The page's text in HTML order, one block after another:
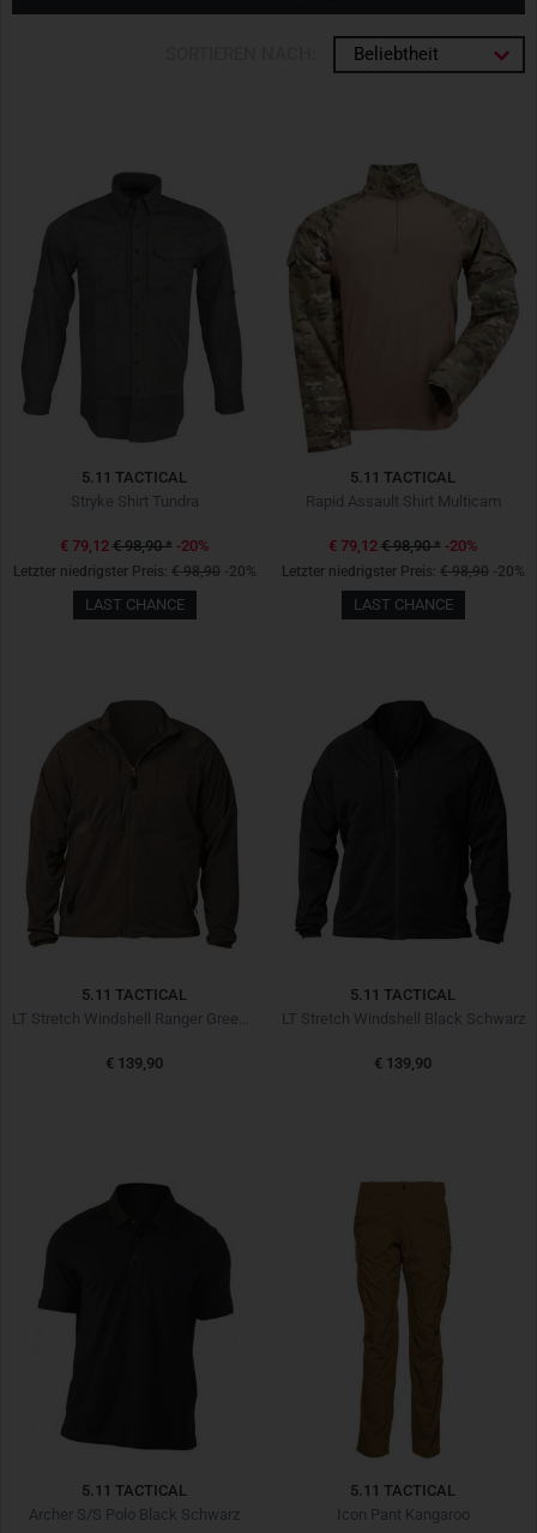
Beliebtheit
5.11 TACTICAL
Stryke Shirt Tundra
€ 79,12 € 98,90* -20%
Letzter niedrigster Preis: € 98,90 -20%
LAST CHANCE
5.11 TACTICAL
Rapid Assault Shirt Multicam
€ 79,12 € 98,90* -20%
Letzter niedrigster Preis: € 98,90 -20%
LAST CHANCE
5.11 TACTICAL
LT Stretch Windshell Ranger Green Oliv
€ 139,90
5.11 TACTICAL
LT Stretch Windshell Black Schwarz
€ 139,90
5.11 TACTICAL
Archer S/S Polo Black Schwarz
5.11 TACTICAL
Icon Pant Kangaroo